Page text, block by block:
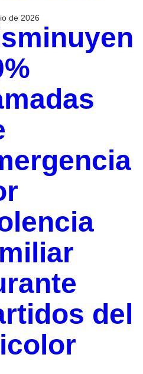
de 2026
del